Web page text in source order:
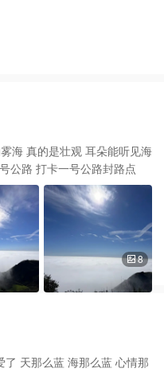
海 真的是壮观 耳朵能听见海
公路 打卡一号公路封路点
8
天那么蓝 海那么蓝 心情那